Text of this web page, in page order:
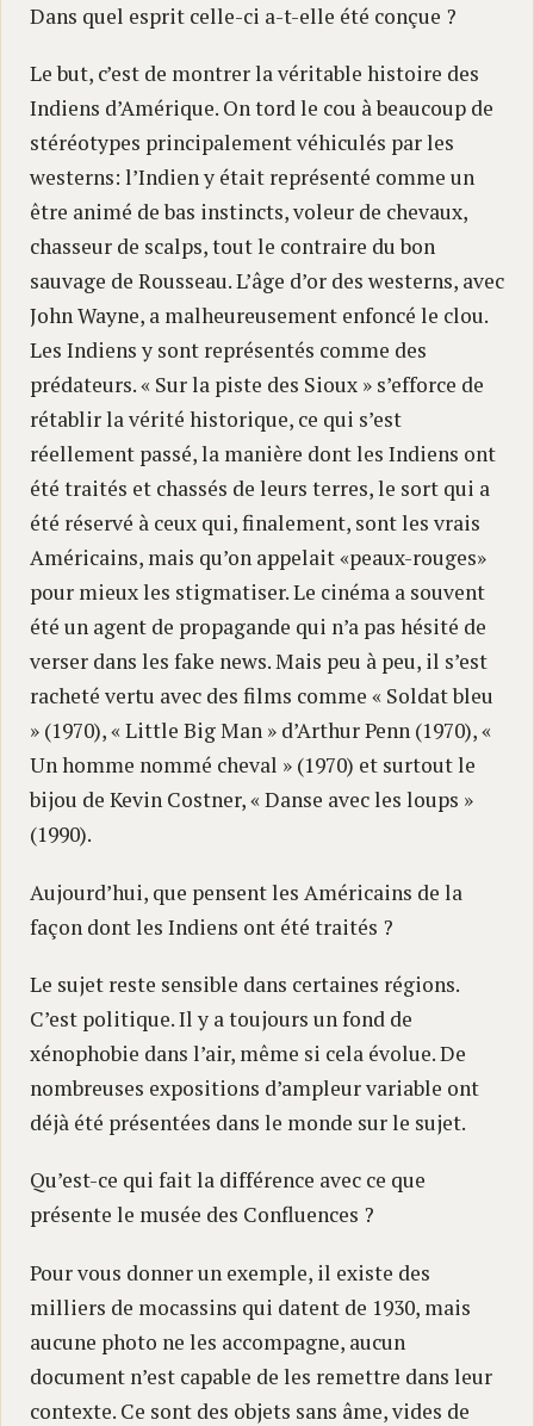
Dans quel esprit celle-ci a-t-elle été conçue ?
Le but, c’est de montrer la véritable histoire des
Indiens d’Amérique. On tord le cou à beaucoup de
stéréotypes principalement véhiculés par les
westerns: l’Indien y était représenté comme un
être animé de bas instincts, voleur de chevaux,
chasseur de scalps, tout le contraire du bon
sauvage de Rousseau. L’âge d’or des westerns, avec
John Wayne, a malheureusement enfoncé le clou.
Les Indiens y sont représentés comme des
prédateurs. « Sur la piste des Sioux » s’efforce de
rétablir la vérité historique, ce qui s’est
réellement passé, la manière dont les Indiens ont
été traités et chassés de leurs terres, le sort qui a
été réservé à ceux qui, finalement, sont les vrais
Américains, mais qu’on appelait «peaux-rouges»
pour mieux les stigmatiser. Le cinéma a souvent
été un agent de propagande qui n’a pas hésité de
verser dans les fake news. Mais peu à peu, il s’est
racheté vertu avec des films comme « Soldat bleu
» (1970), « Little Big Man » d’Arthur Penn (1970), «
Un homme nommé cheval » (1970) et surtout le
bijou de Kevin Costner, « Danse avec les loups »
(1990).
Aujourd’hui, que pensent les Américains de la
façon dont les Indiens ont été traités ?
Le sujet reste sensible dans certaines régions.
C’est politique. Il y a toujours un fond de
xénophobie dans l’air, même si cela évolue. De
nombreuses expositions d’ampleur variable ont
déjà été présentées dans le monde sur le sujet.
Qu’est-ce qui fait la différence avec ce que
présente le musée des Confluences ?
Pour vous donner un exemple, il existe des
milliers de mocassins qui datent de 1930, mais
aucune photo ne les accompagne, aucun
document n’est capable de les remettre dans leur
contexte. Ce sont des objets sans âme, vides de